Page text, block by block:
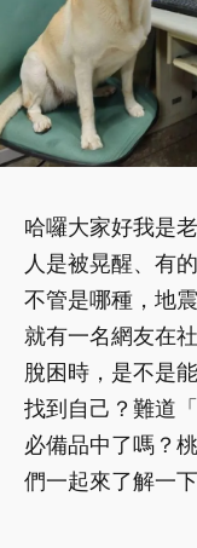
哈囉大家好我是
人是被晃醒、有
不管是哪種，地
就有一名網友在
脫困時，是不是
找到自己？難道
必備品中了嗎？
們一起來了解一